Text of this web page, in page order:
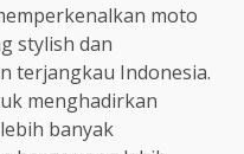
moto
stylish dan
terjangkau Indonesia.
menghadirkan
banyak